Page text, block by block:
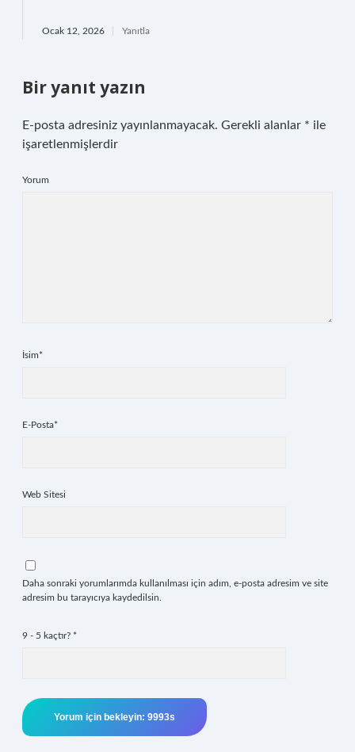
Ocak 12, 2026 Yanıtla
Bir yanıt yazın
E-posta adresiniz yayınlanmayacak. Gerekli alanlar * ile
işaretlenmişlerdir
Yorum
İsim*
E-Posta*
Web Sitesi
Daha sonraki yorumlarımda kullanılması için adım, e-posta adresim ve site
adresim bu tarayıcıya kaydedilsin.
9 - 5 kaçtır? *